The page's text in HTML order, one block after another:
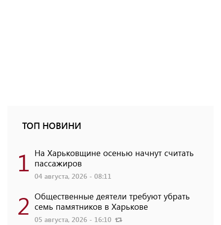
ТОП НОВИНИ
1 На Харьковщине осенью начнут считать
пассажиров
04 августа, 2026 - 08:11
2 Общественные деятели требуют убрать
семь памятников в Харькове
05 августа, 2026 - 16:10